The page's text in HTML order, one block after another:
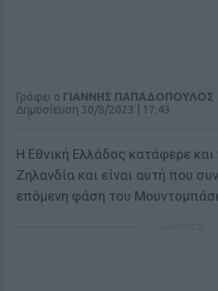
Γράφει ο ΓΙΑΝΝΗΣ ΠΑΠΑΔΟΠΟΥΛΟΣ
Δημοσίευση 30/8/2023 | 17:43
Η Εθνική Ελλάδος κατάφερε και
Ζηλανδία και είναι αυτή που
επόμενη φάση του